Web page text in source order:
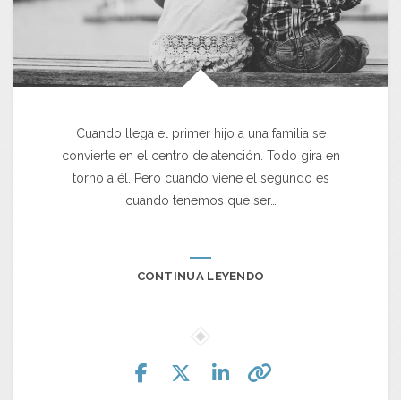
Cuando llega el primer hijo a una familia se
convierte en el centro de atención. Todo gira en
torno a él. Pero cuando viene el segundo es
cuando tenemos que ser…
CONTINUA LEYENDO